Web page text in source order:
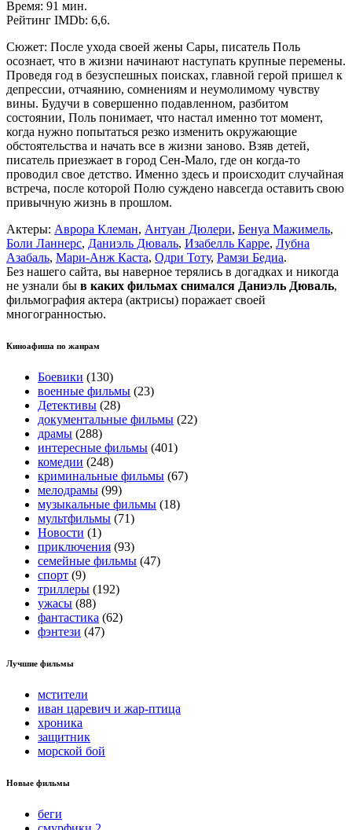
Время: 91 мин.
Рейтинг IMDb: 6,6.
Сюжет: После ухода своей жены Сары, писатель Поль
осознает, что в жизни начинают наступать крупные перемены.
Проведя год в безуспешных поисках, главной герой пришел к
депрессии, отчаянию, сомнениям и неумолимому чувству
вины. Будучи в совершенно подавленном, разбитом
состоянии, Поль понимает, что настал именно тот момент,
когда нужно попытаться резко изменить окружающие
обстоятельства и начать все в жизни заново. Взяв детей,
писатель приезжает в город Сен-Мало, где он когда-то
проводил свое детство. Именно здесь и происходит случайная
встреча, после которой Полю суждено навсегда оставить свою
привычную жизнь в прошлом.
Актеры: Аврора Клеман, Антуан Дюлери, Бенуа Мажимель,
Боли Ланнерс, Даниэль Дюваль, Изабелль Карре, Лубна
Азабаль, Мари-Анж Каста, Одри Тоту, Рамзи Бедиа.
Без нашего сайта, вы наверное терялись в догадках и никогда
не узнали бы в каких фильмах снимался Даниэль Дюваль,
фильмография актера (актрисы) поражает своей
многогранностью.
Киноафиша по жанрам
Боевики (130)
военные фильмы (23)
Детективы (28)
документальные фильмы (22)
драмы (288)
интересные фильмы (401)
комедии (248)
криминальные фильмы (67)
мелодрамы (99)
музыкальные фильмы (18)
мультфильмы (71)
Новости (1)
приключения (93)
семейные фильмы (47)
спорт (9)
триллеры (192)
ужасы (88)
фантастика (62)
фэнтези (47)
Лучшие фильмы
мстители
иван царевич и жар-птица
хроника
защитник
морской бой
Новые фильмы
беги